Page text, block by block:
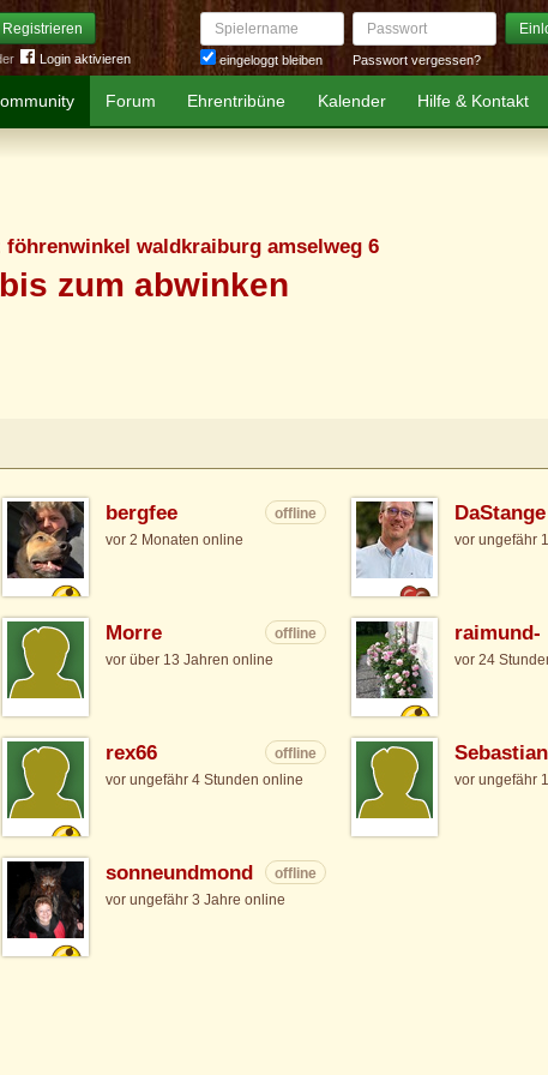
Registrieren
Login aktivieren
Spielername
eingeloggt bleiben
Passwort
Passwort vergessen?
Forum Ehrentribüne Kalender Hilfe & Kontakt
föhrenwinkel waldkraiburg amselweg 6
zum abwinken
bergfee
offline
vor 2 Monaten online
DaStange
vor ungefähr
Morre
offline
vor über 13 Jahren online
raimund-
vor 24
rex66
offline
vor ungefähr 4 Stunden online
vor ungefähr
sonneundmond
offline
vor ungefähr 3 Jahre online